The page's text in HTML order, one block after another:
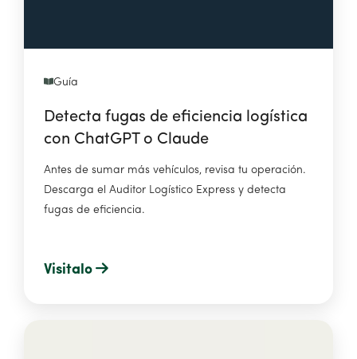
Guía
Detecta fugas de eficiencia logística
con ChatGPT o Claude
Antes de sumar más vehículos, revisa tu operación.
Descarga el Auditor Logístico Express y detecta
fugas de eficiencia.
Visitalo